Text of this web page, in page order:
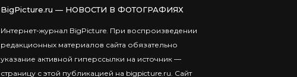
BigPicture.ru — НОВОСТИ В ФОТОГРАФИЯХ
Интернет-журнал BigPicture. При воспроизведении
редакционных материалов сайта обязательно
указание активной гиперссылки на источник —
страницу с этой публикацией на bigpicture.ru. Сайт